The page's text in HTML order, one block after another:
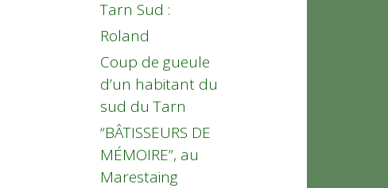
Tarn Sud :
Roland
Coup de gueule
d’un habitant du
sud du Tarn
“BÂTISSEURS DE
MÉMOIRE”, au
Marestaing